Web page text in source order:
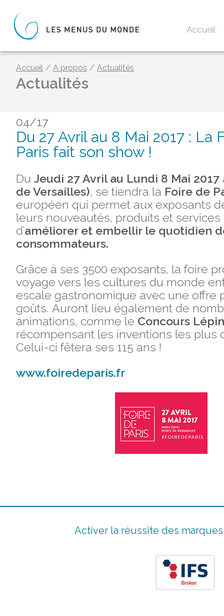
Accueil
Accueil / A propos / Actualités
Actualités
04/17
Du 27 Avril au 8 Mai 2017 : La
Paris fait son show !
Du Jeudi 27 Avril au Lundi 8 Mai 2017
de Versailles), se tiendra la Foire de
européen qui permet aux exposants
leurs nouveautés, produits et
d’améliorer et embellir le quotidien
consommateurs.
Grâce à ses 3500 exposants, la foire
voyage vers les cultures du monde
escale gastronomique avec une offre
goûts. Auront lieu également de
animations, comme le Concours
récompensant les inventions les plus
Celui-ci fêtera ses 115 ans !
www.foiredeparis.fr
Activer la réussite des